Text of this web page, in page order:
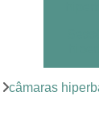
câmaras